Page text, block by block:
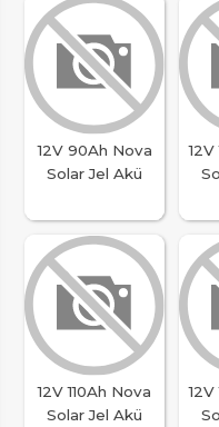
12V 90Ah Nova
Solar Jel Akü
12V 110Ah Nova
Solar Jel Akü